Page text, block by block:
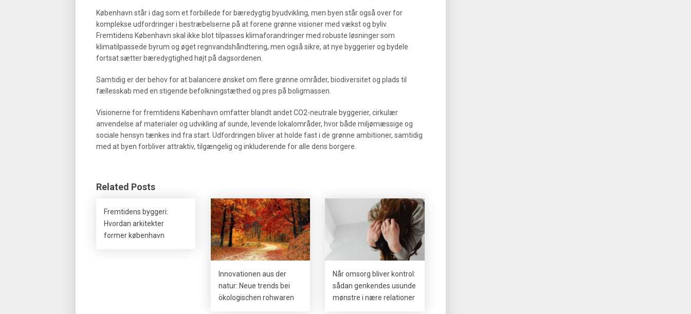
København står i dag som et forbillede for bæredygtig byudvikling, men byen står også over for
komplekse udfordringer i bestræbelserne på at forene grønne visioner med vækst og byliv.
Fremtidens København skal ikke blot tilpasses klimaforandringer med robuste løsninger som
klimatilpassede byrum og øget regnvandshåndtering, men også sikre, at nye byggerier og bydele
fortsat sætter bæredygtighed højt på dagsordenen.
Samtidig er der behov for at balancere ønsket om flere grønne områder, biodiversitet og plads til
fællesskab med en stigende befolkningstæthed og pres på boligmassen.
Visionerne for fremtidens København omfatter blandt andet CO2-neutrale byggerier, cirkulær
anvendelse af materialer og udvikling af sunde, levende lokalområder, hvor både miljømæssige og
sociale hensyn tænkes ind fra start. Udfordringen bliver at holde fast i de grønne ambitioner, samtidig
med at byen forbliver attraktiv, tilgængelig og inkluderende for alle dens borgere.
Related Posts
Fremtidens byggeri:
Hvordan arkitekter
former københavn
Innovationen aus der
natur: Neue trends bei
ökologischen rohwaren
Når omsorg bliver kontrol:
sådan genkendes usunde
mønstre i nære relationer